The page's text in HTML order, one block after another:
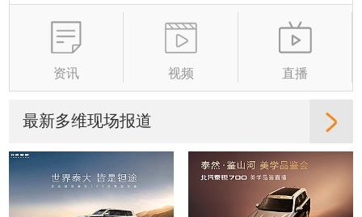
资讯 视频 直播
最新多维现场报道